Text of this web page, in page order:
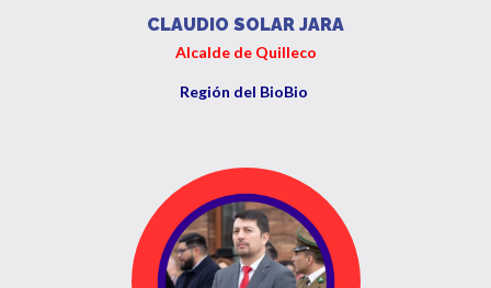
CLAUDIO SOLAR JARA
Alcalde de Quilleco
Región del BioBio